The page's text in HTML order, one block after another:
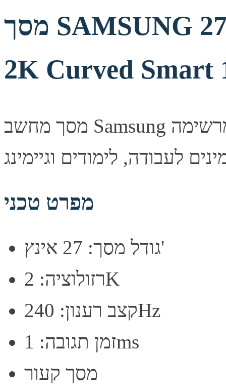
מסך SAMSUNG 27 Odyssey G65B 240Hz
2K Curved Smart
מסך מחשב Samsung איכותי המספק חדות תמונה מרשימה
מפרט טכני
גודל מסך: 27 אינץ'
רזולוציה: 2K
קצב רענון: 240Hz
זמן תגובה: 1ms
מסך קעור